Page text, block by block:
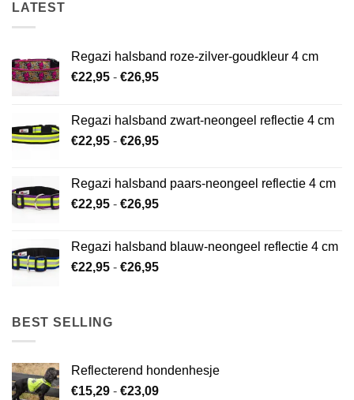
LATEST
Regazi halsband roze-zilver-goudkleur 4 cm
€22,95 - €26,95Prijsklasse:
€26,95
Regazi halsband zwart-neongeel reflectie 4 cm
€22,95 - €26,95Prijsklasse:
€26,95
Regazi halsband paars-neongeel reflectie 4 cm
€22,95 - €26,95Prijsklasse:
€26,95
Regazi halsband blauw-neongeel reflectie 4 cm
€22,95 - €26,95Prijsklasse:
BEST SELLING
Reflecterend hondenhesje
€15,29 - €23,09Prijsklasse: